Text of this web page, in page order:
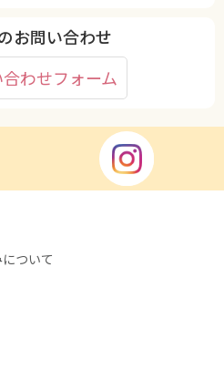
お問い合わせ
わせフォーム
ついて